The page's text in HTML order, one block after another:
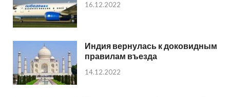
16.12.2022
Индия вернулась к доковидным
правилам въезда
14.12.2022